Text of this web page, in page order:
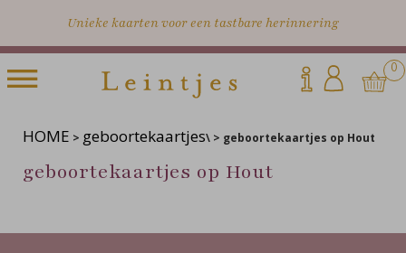
Unieke kaarten voor een tastbare herinnering
0
HOME > geboortekaartjes\ > geboortekaartjes op Hout
geboortekaartjes op Hout